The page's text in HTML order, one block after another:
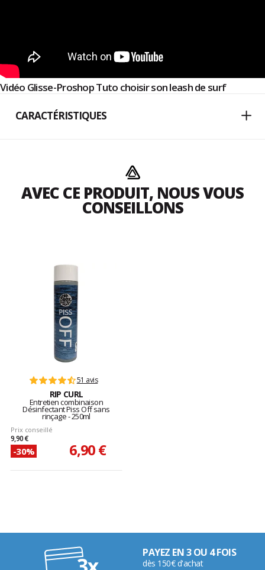
Vidéo Glisse-Proshop Tuto choisir son leash de surf
CARACTÉRISTIQUES
AVEC CE PRODUIT, NOUS VOUS
CONSEILLONS
51 avis
RIP CURL
Entretien combinaison
Désinfectant Piss Off sans
rinçage - 250ml
Prix conseillé
9,90 €
-30% 6,90 €
PAYEZ EN 3 OU 4 FOIS
dès 150€ d'achat